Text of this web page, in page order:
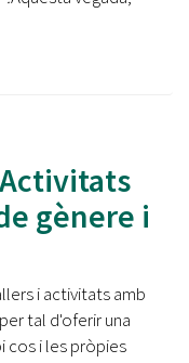
gènere i
i activitats amb
tal d'oferir una
cos i les pròpies